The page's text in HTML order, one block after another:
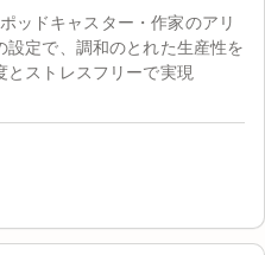
ッドキャスター・作家のアリ
設定で、調和のとれた生産性を
とストレスフリーで実現